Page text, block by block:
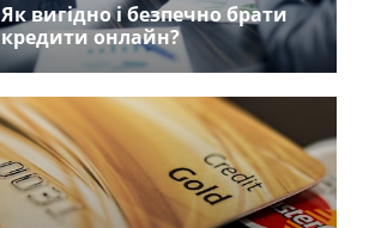
Як вигідно і безпечно брати
кредити онлайн?